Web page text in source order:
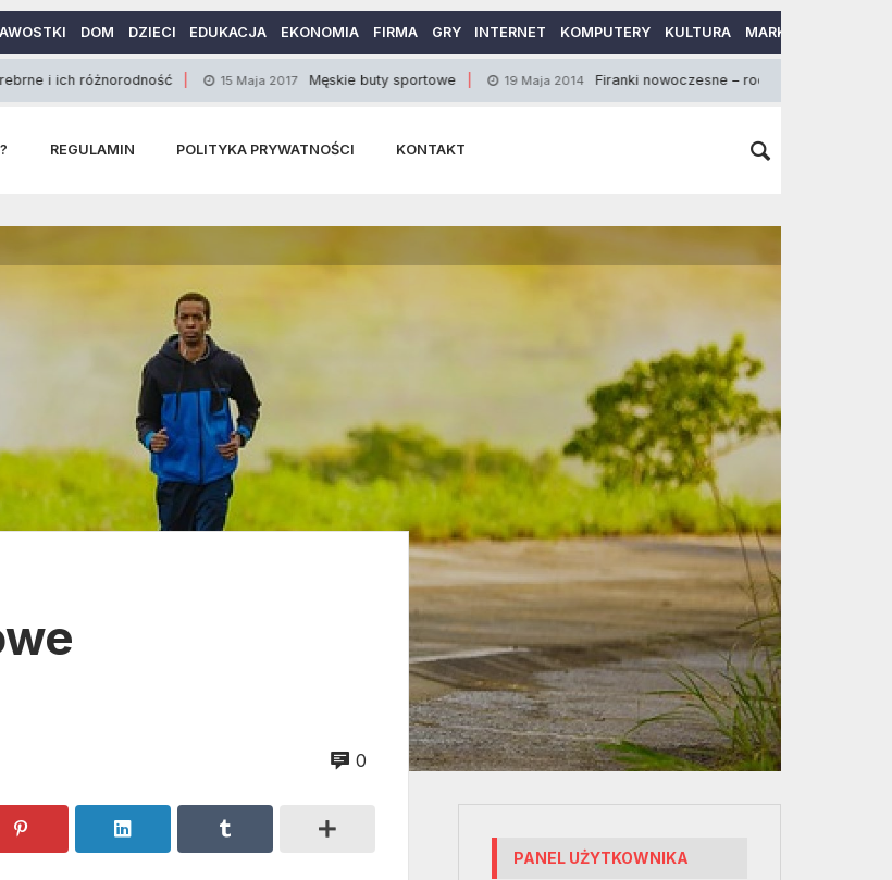
DOM DZIECI EDUKACJA EKONOMIA FIRMA GRY INTERNET KOMPUTERY KULTURA MARKETING
15 Maja 2017 Męskie buty sportowe 19 Maja 2014 Firanki nowoczesne – rodzaje materiałów
REGULAMIN POLITYKA PRYWATNOŚCI KONTAKT
0
PANEL UŻYTKOWNIKA